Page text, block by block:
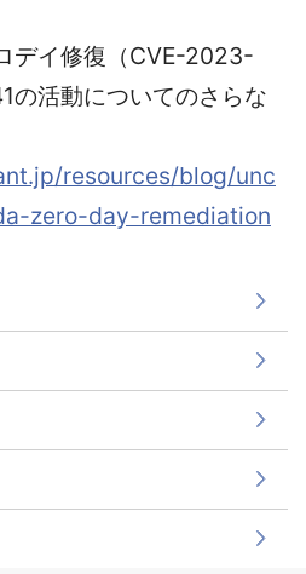
デイ修復（CVE-2023-
活動についてのさらな
resources/blog/unc
zero-day-remediation